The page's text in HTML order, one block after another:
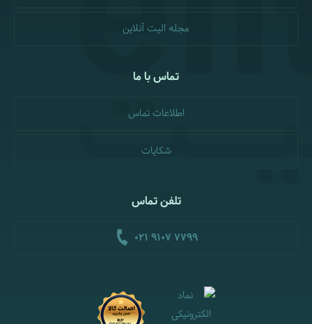
مجله الیت آنلاین
تماس با ما
اطلاعات تماس
شکایات
تلفن تماس
021 9107 7799